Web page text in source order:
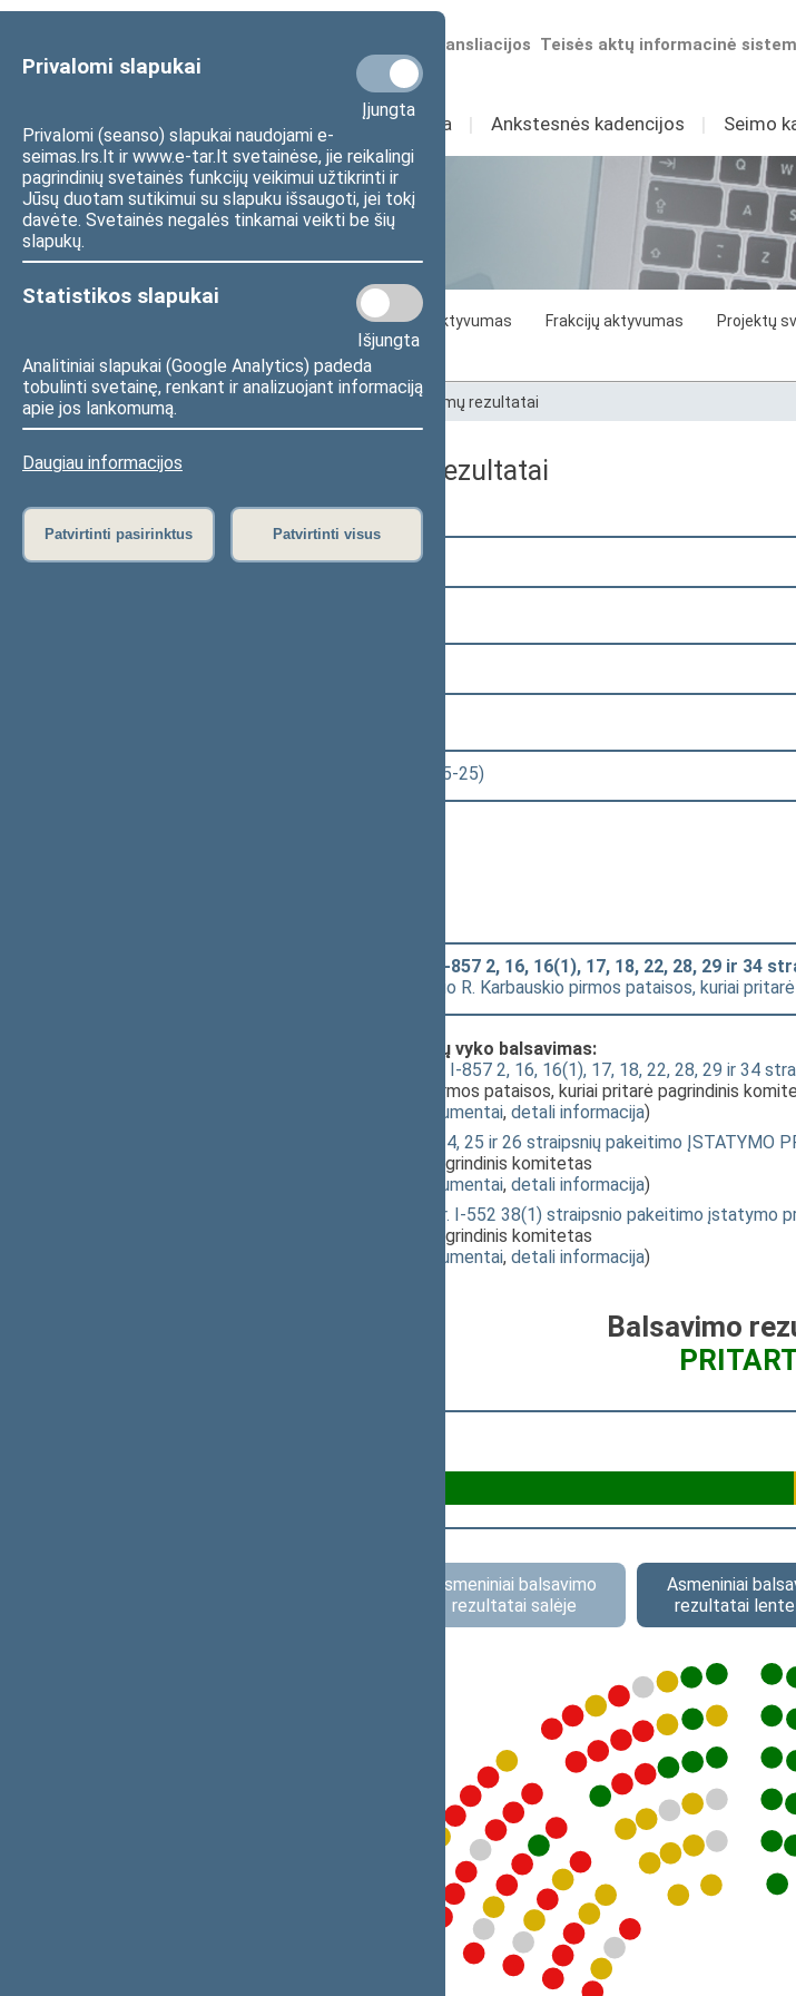
Privalomi slapukai
Įjungta
Privalomi (seanso) slapukai naudojami e-
seimas.lrs.lt ir www.e-tar.lt svetainėse, jie reikalingi
pagrindinių svetainės funkcijų veikimui užtikrinti ir
Jūsų duotam sutikimui su slapuku išsaugoti, jei tokį
davėte. Svetainės negalės tinkamai veikti be šių
slapukų.
Statistikos slapukai
Išjungta
Analitiniai slapukai (Google Analytics) padeda
tobulinti svetainę, renkant ir analizuojant informaciją
apie jos lankomumą.
Daugiau informacijos
Patvirtinti pasirinktus Patvirtinti visus
Teisės aktų informacinė
Numatomos transliacijos
Sudėtis Veikla I Ankstesnės kadencijos I Seimo
Statistika
Seimo narių aktyvumas Frakcijų aktyvumas
Projektų
Seimo narių balsavimų rezultatai
Pradžia Seimo narių balsavimų rezultatai
Seimo narių balsavimų rezultatai
Pasirinkite kadenciją:
2016–2020 metų kadencija
Seimo rytinis posėdis Nr. 65 (2017-05-25)
Alkoholio kontrolės įstatymo Nr. I-857 2, 16, 16(1), 17, 18, 22, 28, 29 ir 34
] dėl 2 straipsnio R. Karbauskio pirmos pataisos, kuriai
Klausimai (svarstyti kartu), dėl kurių vyko balsavimas:
Alkoholio kontrolės įstatymo Nr. I-857 2, 16, 16(1), 17, 18, 22, 28, 29 ir 34
dėl 2 straipsnio R. Karbauskio pirmos pataisos, kuriai pritarė pagrindinis
susiję dokumentai, detali informacija)
Akcizų įstatymo Nr. IX-569 23, 24, 25 ir 26 straipsnių pakeitimo ĮSTATYMO
pirmos pataisos, kuriai pritarė pagrindinis komitetas
susiję dokumentai, detali informacija)
Sveikatos sistemos įstatymo Nr. I-552 38(1) straipsnio pakeitimo įstatymo
pirmos pataisos, kuriai pritarė pagrindinis komitetas
susiję dokumentai, detali informacija)
Balsavimo
Asmeniniai balsavimo
rezultatai salėje
Asmeniniai
rezultatai